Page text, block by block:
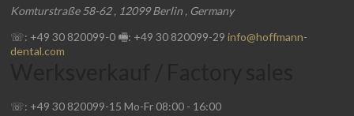
Komturstraße 58-62, 12099 Berlin , Germany
☏: +49 30 820099-0 🖷: +49 30 820099-29 info@hoffmann-
dental.com
☏: +49 30 820099-15 Mo-Fr 08:00 - 16:00